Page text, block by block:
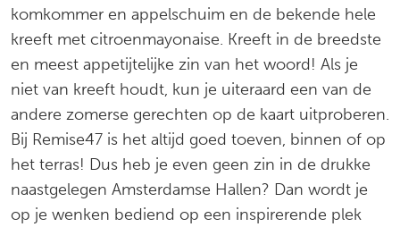
komkommer en appelschuim en de bekende hele
kreeft met citroenmayonaise. Kreeft in de breedste
en meest appetijtelijke zin van het woord! Als je
niet van kreeft houdt, kun je uiteraard een van de
andere zomerse gerechten op de kaart uitproberen.
Bij Remise47 is het altijd goed toeven, binnen of op
het terras! Dus heb je even geen zin in de drukke
naastgelegen Amsterdamse Hallen? Dan wordt je
op je wenken bediend op een inspirerende plek